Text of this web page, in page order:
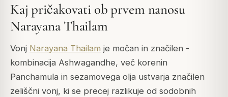
Kaj pričakovati ob prvem nanosu
Narayana Thailam
Vonj Narayana Thailam je močan in značilen -
kombinacija Ashwagandhe, več korenin
Panchamula in sezamovega olja ustvarja značilen
zeliščni vonj, ki se precej razlikuje od sodobnih